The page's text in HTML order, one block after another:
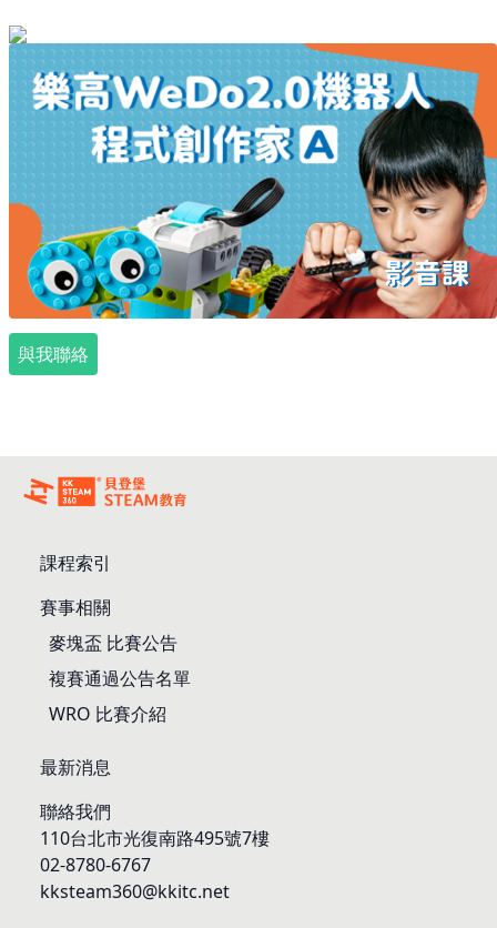
與我聯絡
課程索引
賽事相關
麥塊盃 比賽公告
複賽通過公告名單
WRO 比賽介紹
最新消息
聯絡我們
110台北市光復南路495號7樓
02-8780-6767
kksteam360@kkitc.net